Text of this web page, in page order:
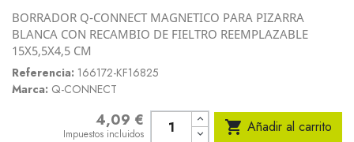
BORRADOR Q-CONNECT MAGNETICO PARA PIZARRA
BLANCA CON RECAMBIO DE FIELTRO REEMPLAZABLE
15X5,5X4,5 CM
Referencia: 166172-KF16825
Marca: Q-CONNECT
4,09 €
Impuestos incluidos  Añadir al carrito